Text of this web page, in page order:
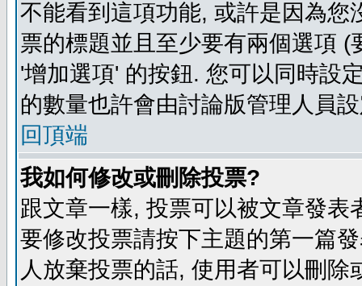
不能看到這項功能, 或許是因為
票的標題並且至少要有兩個選項
'增加選項' 的按鈕. 您可以同時設
的數量也許會由討論版管理人員
回頂端
我如何修改或刪除投票?
跟文章一樣, 投票可以被文章發
要修改投票請按下主題的第一篇
人放棄投票的話, 使用者可以刪